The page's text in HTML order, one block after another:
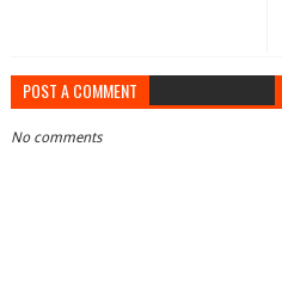
POST A COMMENT
No comments